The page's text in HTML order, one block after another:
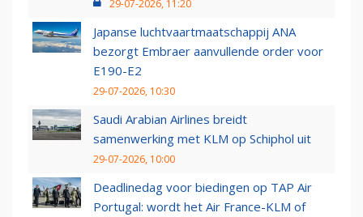
29-07-2026, 11:20
Japanse luchtvaartmaatschappij ANA
bezorgt Embraer aanvullende order voor
E190-E2
29-07-2026, 10:30
Saudi Arabian Airlines breidt
samenwerking met KLM op Schiphol uit
29-07-2026, 10:00
Deadlinedag voor biedingen op TAP Air
Portugal: wordt het Air France-KLM of